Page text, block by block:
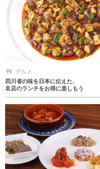
グルメ
四川省の味を日本に伝えた、
名店のランチをお得に楽しもう